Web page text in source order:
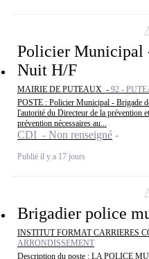
Policier Municipal
Nuit H/F
MAIRIE DE PUTEAUX - 92 -
POSTE : Policier Municipal - Brigade
l'autorité du Directeur de la prévention
prévention nécessaires au...
CDI - Non renseigné
Publié il y a 17 jours
Brigadier police
INSTITUT FORMAT CARRIERES
ARRONDISSEMENT
Description du poste : LA POLICE